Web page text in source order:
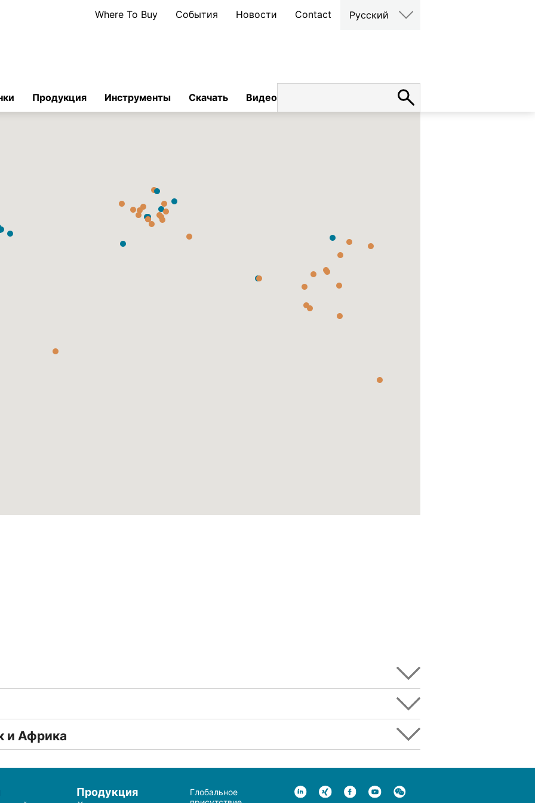
Where To Buy События Новости Contact Русский
Продукция Инструменты Скачать Видео
и Африка
Продукция
Глобальное